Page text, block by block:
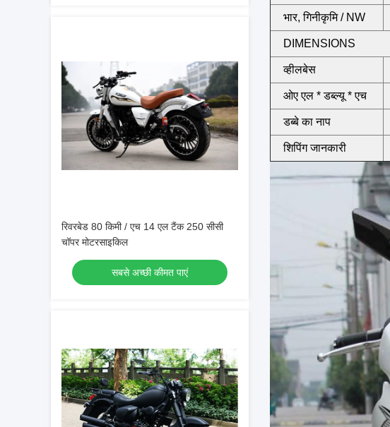
रिवरबेड 80 किमी / एच 14 एल टैंक 250 सीसी
चॉपर मोटरसाइकिल
सबसे अच्छी कीमत पाएं
भार, गिनीकृमि / NW
DIMENSIONS
व्हीलबेस
ओए एल * डब्ल्यू * एच
डब्बे का नाप
शिपिंग जानकारी